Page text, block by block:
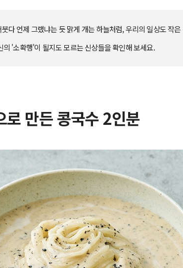
다 언제 그랬냐는 듯 맑게 개는 하늘처럼, 우리의 일상도 작
'소확행'이 될지도 모르는 신상들을 확인해 보세요.
만든 콩국수 2인분